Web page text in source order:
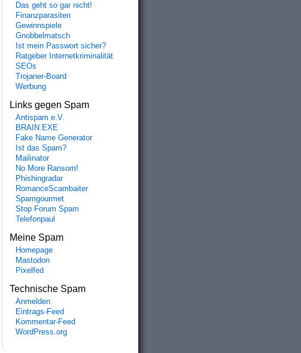
Das geht so gar nicht!
Finanzparasiten
Gewinnspiele
Gnobbelmatsch
Ist mein Passwort sicher?
Ratgeber Internetkriminalität
SEOs
Trojaner-Board
Werbung
Links gegen Spam
Antispam e.V.
BRAIN.EXE
Fake Name Generator
Ist das Spam?
Mailinator
No More Ransom!
Phishingradar
RomanceScambaiter
Spamgourmet
Stop Forum Spam
Telefonpaul
Meine Spam
Homepage
Mastodon
Pixelfed
Technische Spam
Anmelden
Eintrags-Feed
Kommentar-Feed
WordPress.org